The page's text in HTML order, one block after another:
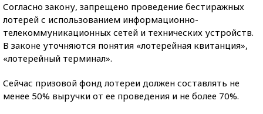
Согласно закону, запрещено проведение бестиражных
лотерей с использованием информационно-
телекоммуникационных сетей и технических устройств.
В законе уточняются понятия «лотерейная квитанция»,
«лотерейный терминал».
Сейчас призовой фонд лотереи должен составлять не
менее 50% выручки от ее проведения и не более 70%.